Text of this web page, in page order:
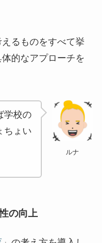
るものをすべて挙
的なアプローチを
ルナ
学校の
ちょい
の向上